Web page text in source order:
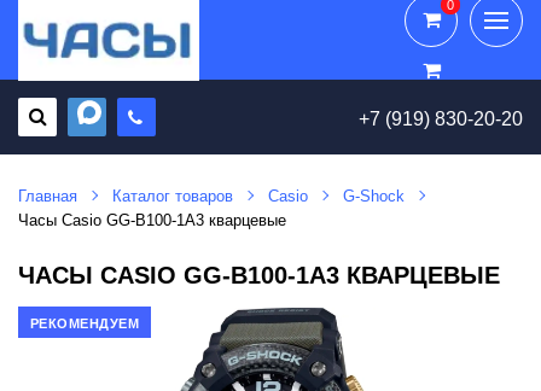
+7 (919) 830-20-20
0
0
Главная Каталог товаров Casio
G-Shock
Часы Casio GG-B100-1A3 кварцевые
ЧАСЫ CASIO GG-B100-1A3 КВАРЦЕВЫЕ
РЕКОМЕНДУЕМ